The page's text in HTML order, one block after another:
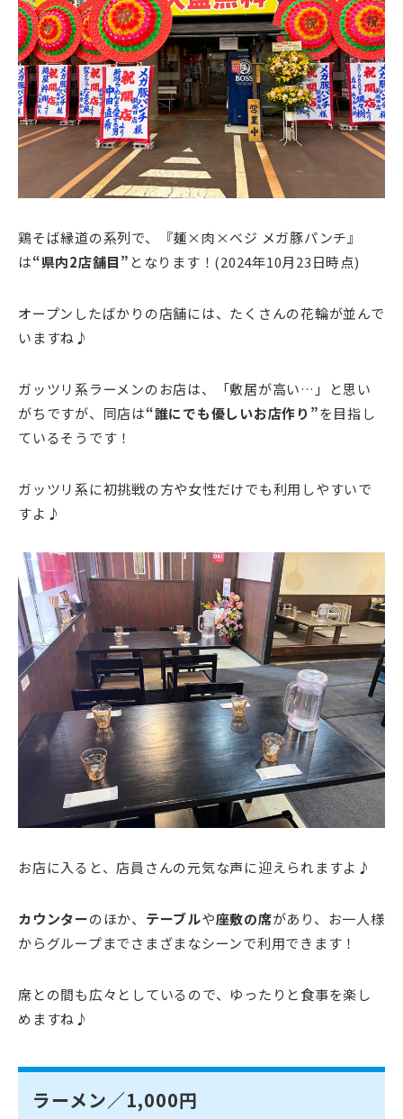
鶏そば縁道の系列で、『麺×肉×ベジ メガ豚パンチ』
は“県内2店舗目” となります！(2024年10月23日時点)
オープンしたばかりの店舗には、たくさんの花輪が並んで
いますね♪
ガッツリ系ラーメンのお店は、「敷居が高い…」と思い
がちですが、同店は“誰にでも優しいお店作り”を目指し
ているそうです！
ガッツリ系に初挑戦の方や女性だけでも利用しやすいで
すよ♪
お店に入ると、店員さんの元気な声に迎えられますよ♪
カウンターのほか、 テーブルや座敷の席があり、お一人様
からグループまでさまざまなシーンで利用できます！
席との間も広々としているので、ゆったりと食事を楽し
めますね♪
ラーメン／1,000円